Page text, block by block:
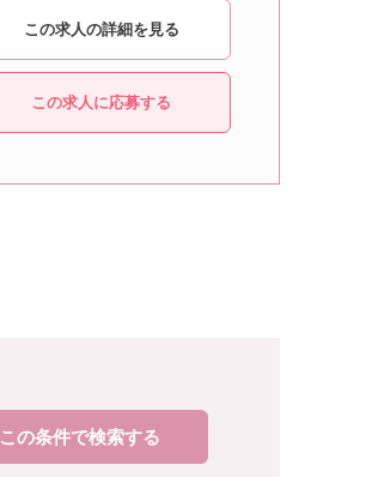
この求人の詳細を見る
この求人に応募する
この条件で検索する